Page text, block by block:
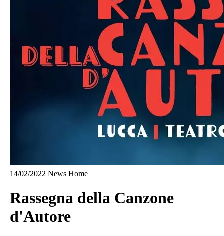
14/02/2022 News Home
Rassegna della Canzone
d'Autore